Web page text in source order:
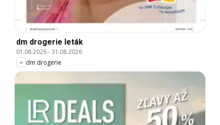
dm drogerie leták
01.08.2026-31.08.2026
dm drogerie